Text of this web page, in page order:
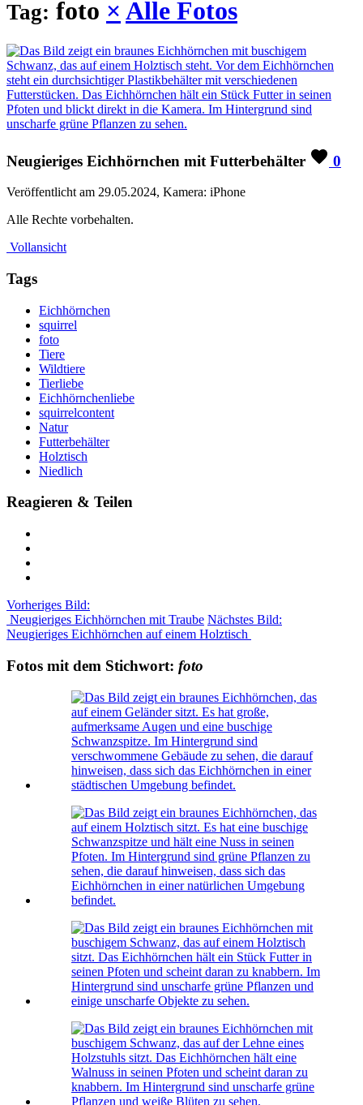
Tag: foto × Alle Fotos
Neugieriges Eichhörnchen mit Futterbehälter 0
Veröffentlicht am 29.05.2024, Kamera: iPhone
Alle Rechte vorbehalten.
Vollansicht
Tags
Eichhörnchen
squirrel
foto
Tiere
Wildtiere
Tierliebe
Eichhörnchenliebe
squirrelcontent
Natur
Futterbehälter
Holztisch
Niedlich
Reagieren & Teilen
Vorheriges Bild:
Neugieriges Eichhörnchen mit Traube Nächstes Bild:
Neugieriges Eichhörnchen auf einem Holztisch
Fotos mit dem Stichwort: foto